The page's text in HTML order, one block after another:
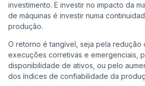
investimento. E investir no impacto da
de máquinas é investir numa
produção.
O retorno é tangível, seja pela redução
execuções corretivas e emergenciais,
disponibilidade de ativos, ou pelo
dos índices de confiabilidade da